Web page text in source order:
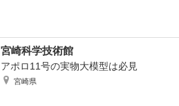
宮崎科学技術館
アポロ11号の実物大模型は必見
宮崎県